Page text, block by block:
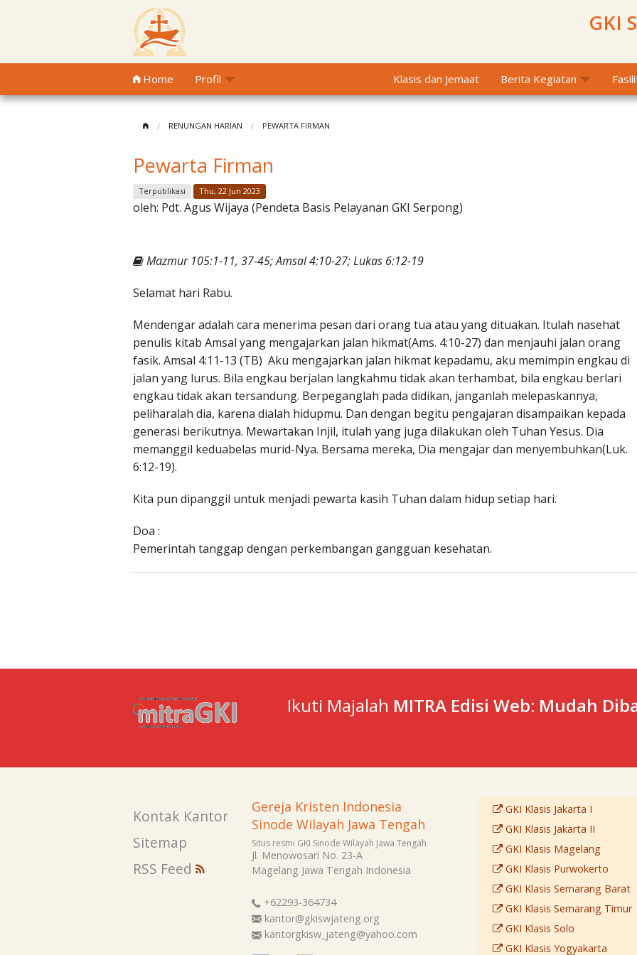
GKI
Home Profil Klasis dan Jemaat Berita Kegiatan
RENUNGAN HARIAN PEWARTA FIRMAN
Pewarta Firman
Terpublikasi Thu, 22 Jun 2023
oleh: Pdt. Agus Wijaya (Pendeta Basis Pelayanan GKI Serpong)
Mazmur 105:1-11, 37-45; Amsal 4:10-27; Lukas 6:12-19
Selamat hari Rabu.
Mendengar adalah cara menerima pesan dari orang tua atau yang dituakan. Itulah nasehat
penulis kitab Amsal yang mengajarkan jalan hikmat(Ams. 4:10-27) dan menjauhi jalan orang
fasik. Amsal 4:11-13 (TB) Aku mengajarkan jalan hikmat kepadamu, aku memimpin engkau di
jalan yang lurus. Bila engkau berjalan langkahmu tidak akan terhambat, bila engkau berlari
engkau tidak akan tersandung. Berpeganglah pada didikan, janganlah melepaskannya,
peliharalah dia, karena dialah hidupmu. Dan dengan begitu pengajaran disampaikan kepada
generasi berikutnya. Mewartakan Injil, itulah yang juga dilakukan oleh Tuhan Yesus. Dia
memanggil keduabelas murid-Nya. Bersama mereka, Dia mengajar dan menyembuhkan(Luk.
6:12-19).
Kita pun dipanggil untuk menjadi pewarta kasih Tuhan dalam hidup setiap hari.
Doa :
Pemerintah tanggap dengan perkembangan gangguan kesehatan.
Ikuti Majalah MITRA Edisi Web: Mudah
Kontak Kantor
Sitemap
RSS Feed
Gereja Kristen Indonesia
Sinode Wilayah Jawa Tengah
Situs resmi GKI Sinode Wilayah Jawa Tengah
Jl. Menowosari No. 23-A
Magelang Jawa Tengah Indonesia
+62293-364734
kantor@gkiswjateng.org
kantorgkisw_jateng@yahoo.com
GKI Klasis Jakarta I
GKI Klasis Jakarta II
GKI Klasis Magelang
GKI Klasis Purwokerto
GKI Klasis Semarang Barat
GKI Klasis Semarang Timur
GKI Klasis Solo
GKI Klasis Yogyakarta